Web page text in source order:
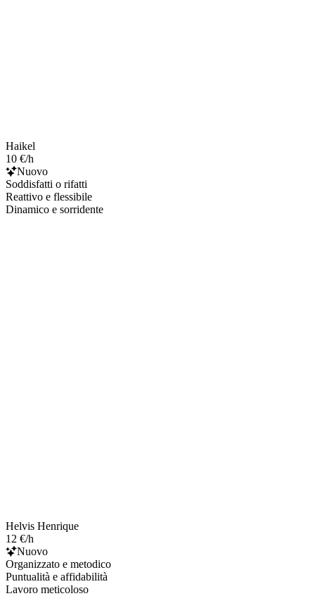
Haikel
10 €/h
Nuovo
Soddisfatti o rifatti
Reattivo e flessibile
Dinamico e sorridente
Helvis Henrique
12 €/h
Nuovo
Organizzato e metodico
Puntualità e affidabilità
Lavoro meticoloso